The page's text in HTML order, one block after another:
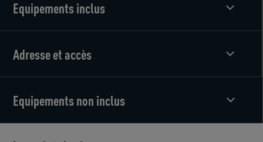
Equipements inclus
Adresse et accès
Equipements non inclus